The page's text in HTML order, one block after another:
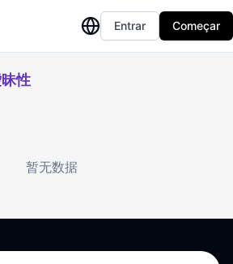
Entrar Começar
性
暂无数据